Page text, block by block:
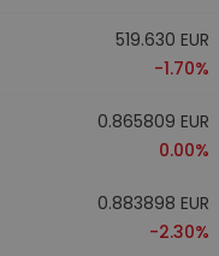
519.630 EUR
-1.70%
0.865809 EUR
0.00%
0.883898 EUR
-2.30%